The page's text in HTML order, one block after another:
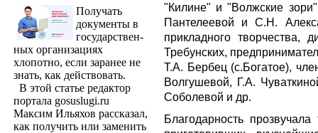
Получать
доку­менты в
государствен­
ных организациях
хлопотно, если заранее не
знать, как действовать.
В этой статье редактор
портала gosuslugi.ru
Максим Ильяхов рассказал,
как получить или заменить
"Килине" и "Волжские
Пантелеевой и С.Н.
прикладного творчества,
Требунских,
Т.А. Бербец (с.Богатое),
Волгушевой, Г.А.
Соболевой и др.
Благодарность